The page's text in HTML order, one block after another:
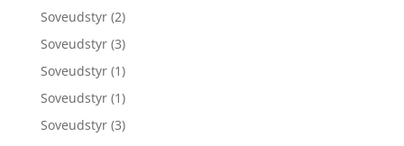
Soveudstyr (2)
Soveudstyr (3)
Soveudstyr (1)
Soveudstyr (1)
Soveudstyr (3)